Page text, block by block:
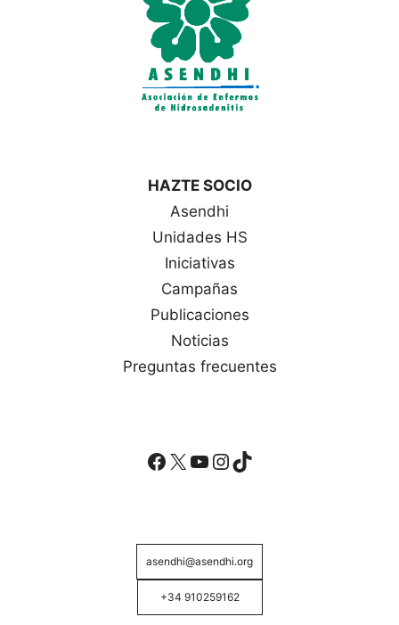
HAZTE SOCIO
Asendhi
Unidades HS
Iniciativas
Campañas
Publicaciones
Noticias
Preguntas frecuentes
Facebook
X YouTube
Instagram
TikTok
asendhi@asendhi.org
+34 910259162